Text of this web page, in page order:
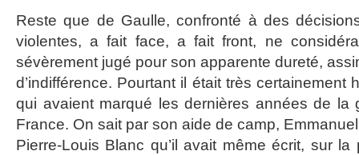
Reste que de Gaulle, confronté à des
violentes, a fait face, a fait front, ne
sévèrement jugé pour son apparente dureté,
d’indifférence. Pourtant il était très certainement
qui avaient marqué les dernières années de la
France. On sait par son aide de camp,
Pierre-Louis Blanc qu’il avait même écrit, sur